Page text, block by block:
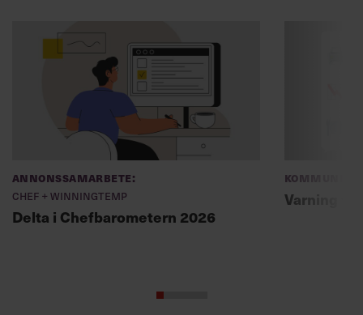
Annonssamarbete:
Chef + Winningtemp
Delta i Chefbarometern 2026
Varning